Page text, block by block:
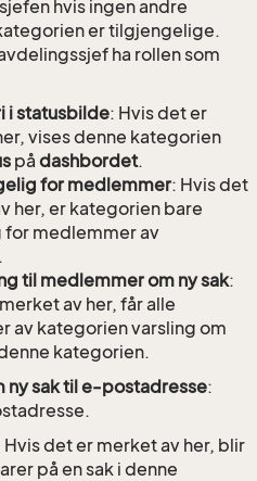
hvis ingen andre
er tilgjengelige.
ha rollen som
i statusbilde: Hvis det er
vises denne kategorien
på dashbordet.
for medlemmer: Hvis det
her, er kategorien bare
medlemmer av
til medlemmer om ny sak:
av her, får alle
av kategorien varsling om
kategorien.
ny sak til e-postadresse:
Hvis det er merket av her, blir
på en sak i denne